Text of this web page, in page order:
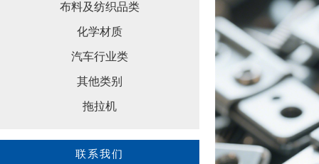
布料及纺织品类
化学材质
汽车行业类
其他类别
拖拉机
联系我们